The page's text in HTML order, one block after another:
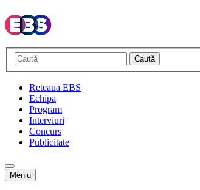
Caută
Reteaua EBS
Echipa
Program
Interviuri
Concurs
Publicitate
Meniu